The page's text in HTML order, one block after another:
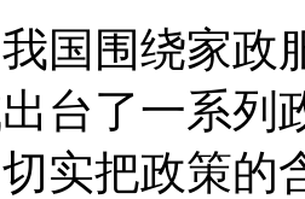
国围绕家政
台了一系列
实把政策的